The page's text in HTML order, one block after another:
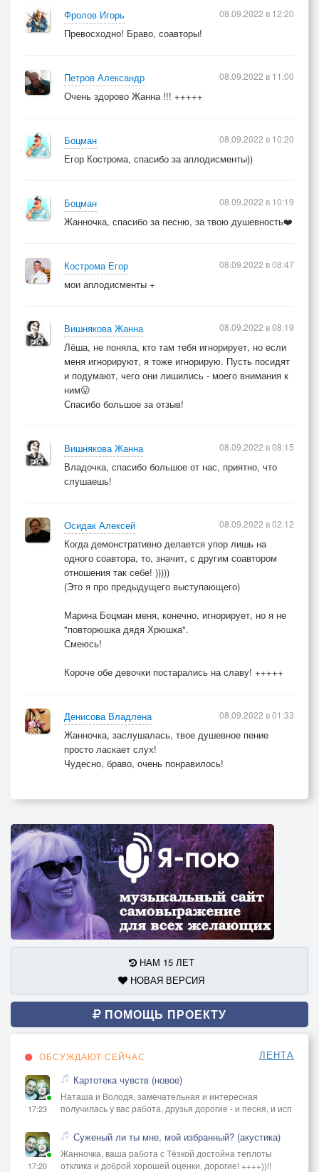
Фролов Игорь
Превосходно! Браво, соавторы!
08.09.2022 в 12:20
Петров Александр
Очень здорово Жанна !!! +++++
08.09.2022 в 11:00
Боцман
Егор Кострома, спасибо за аплодисменты))
08.09.2022 в 10:20
Боцман
Жанночка, спасибо за песню, за твою душевность❤️
08.09.2022 в 10:19
Кострома Егор
мои аплодисменты +
08.09.2022 в 08:47
Вишнякова Жанна
Лёша, не поняла, кто там тебя игнорирует, но если
меня игнорируют, я тоже игнорирую. Пусть посидят
и подумают, чего они лишились - моего внимания к
ним😛
Спасибо большое за отзыв!
08.09.2022 в 08:19
Вишнякова Жанна
Владочка, спасибо большое от нас, приятно, что
слушаешь!
08.09.2022 в 08:15
Осидак Алексей
Когда демонстративно делается упор лишь на
одного соавтора, то, значит, с другим соавтором
отношения так себе! )))))
(Это я про предыдущего выступающего)
Марина Боцман меня, конечно, игнорирует, но я не
"повторюшка дядя Хрюшка".
Смеюсь!
Короче обе девочки постарались на славу! +++++
08.09.2022 в 02:12
Денисова Владлена
Жанночка, заслушалась, твое душевное пение
просто ласкает слух!
Чудесно, браво, очень понравилось!
08.09.2022 в 01:33
НАМ 15 ЛЕТ
НОВАЯ ВЕРСИЯ
ПОМОЩЬ ПРОЕКТУ
ОБСУЖДАЮТ СЕЙЧАС ЛЕНТА
17:23
Картотека чувств (новое)
Наташа и Володя, замечательная и интересная
получилась у вас работа, друзья дорогие - и песня, и исп
17:20
Суженый ли ты мне, мой избранный? (акустика)
Жанночка, ваша работа с Тёзкой достойна теплоты
отклика и доброй хорошей оценки, дорогие! ++++))!!